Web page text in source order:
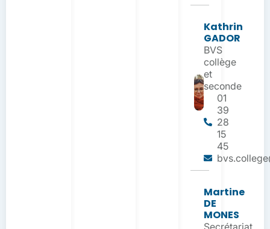
Kathrin
GADOR
BVS
collège
et
seconde
01
39
28
15
45
Martine
DE
MONES